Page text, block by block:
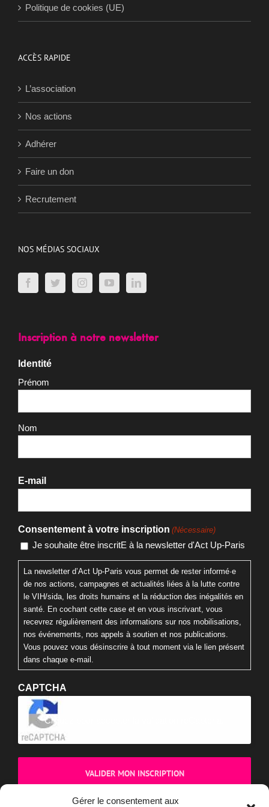
Gérer le consentement aux
Sida Info Service
Politique de cookies (UE)
L’association
Nos actions
Adhérer
Recrutement
Inscription à notre newsletter
Identité
Prénom
Nom
E-mail
Consentement à votre inscription (Nécessaire)
Je souhaite être inscritE à la newsletter d'Act Up-Paris
La newsletter d’Act Up-Paris vous permet de rester informé·e
de nos actions, campagnes et actualités liées à la lutte contre
le VIH/sida, les droits humains et la réduction des inégalités en
santé. En cochant cette case et en vous inscrivant, vous
recevrez régulièrement des informations sur nos mobilisations,
nos événements, nos appels à soutien et nos publications.
Vous pouvez vous désinscrire à tout moment via le lien présent
dans chaque e-mail.
CAPTCHA
Cliquez pour accepter la validation reCaptcha.